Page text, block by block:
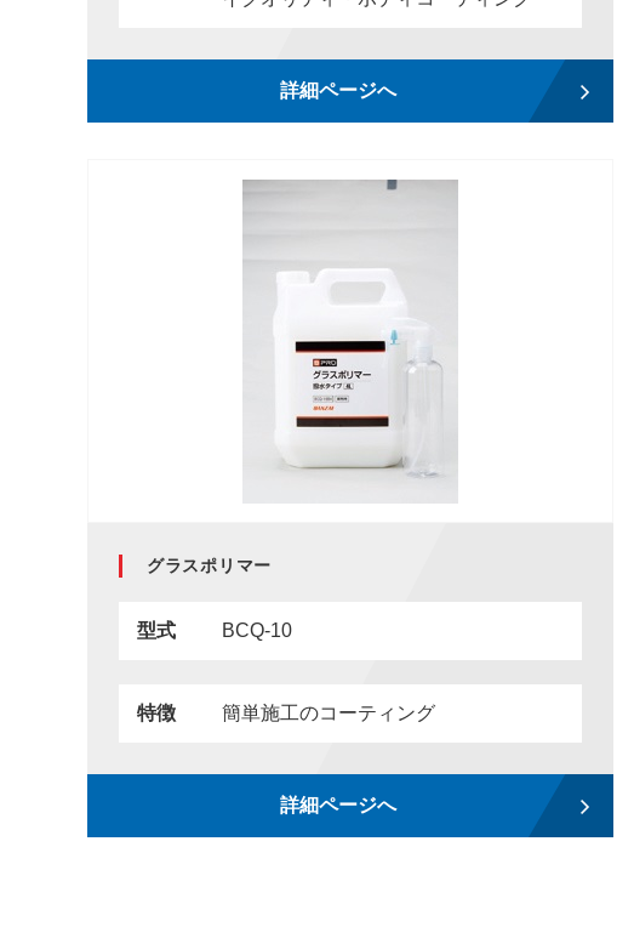
詳細ページへ
グラスポリマー
型式 BCQ-10
特徴 簡単施工のコーティング
詳細ページへ